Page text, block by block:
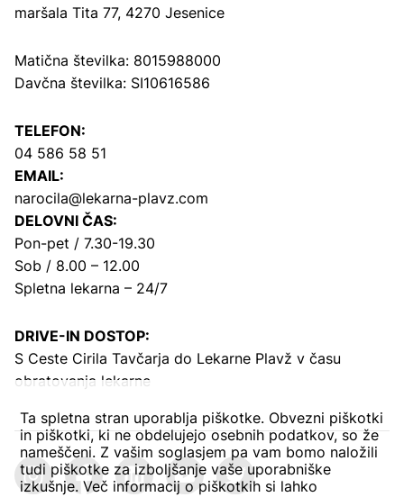
maršala Tita 77, 4270 Jesenice
Matična številka: 8015988000
Davčna številka: SI10616586
TELEFON:
04 586 58 51
EMAIL:
narocila@lekarna-plavz.com
DELOVNI ČAS:
Pon-pet / 7.30-19.30
Sob / 8.00 – 12.00
Spletna lekarna – 24/7
DRIVE-IN DOSTOP:
S Ceste Cirila Tavčarja do Lekarne Plavž v času
obratovanja lekarne
Ta spletna stran uporablja piškotke. Obvezni piškotki
in piškotki, ki ne obdelujejo osebnih podatkov, so že
nameščeni. Z vašim soglasjem pa vam bomo naložili
tudi piškotke za izboljšanje vaše uporabniške
izkušnje. Več informacij o piškotkih si lahko